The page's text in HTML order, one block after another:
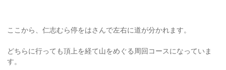
ここから、仁志むら停をはさんで左右に道が分かれます。
どちらに行っても頂上を経て山をめぐる周回コースになっていま
す。